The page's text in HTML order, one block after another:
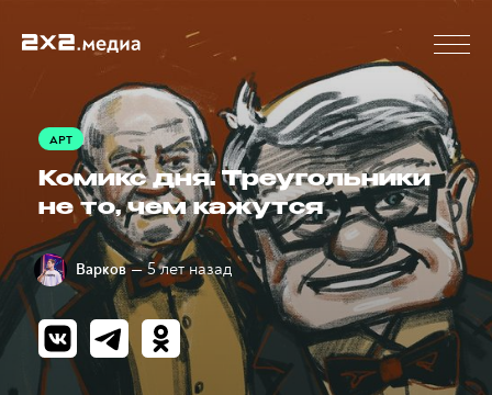
АРТ
Комикс дня. Треугольники
не то, чем кажутся
Варков — 5 лет назад